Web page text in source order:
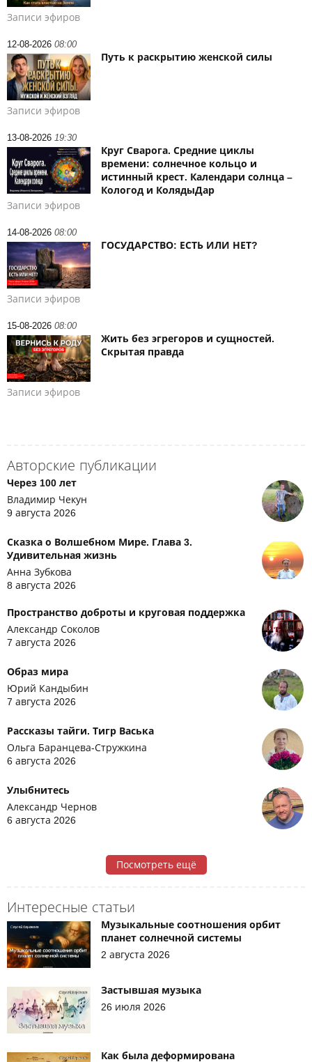
Записи эфиров
12-08-2026 08:00
Путь к раскрытию женской силы
Записи эфиров
13-08-2026 19:30
Круг Сварога. Средние циклы
времени: солнечное кольцо и
истинный крест. Календари солнца –
Кологод и КолядыДар
Записи эфиров
14-08-2026 08:00
ГОСУДАРСТВО: ЕСТЬ ИЛИ НЕТ?
Записи эфиров
15-08-2026 08:00
Жить без эгрегоров и сущностей.
Скрытая правда
Записи эфиров
Авторские публикации
Через 100 лет
Владимир Чекун
9 августа 2026
Сказка о Волшебном Мире. Глава 3.
Удивительная жизнь
Анна Зубкова
8 августа 2026
Пространство доброты и круговая поддержка
Александр Соколов
7 августа 2026
Образ мира
Юрий Кандыбин
7 августа 2026
Рассказы тайги. Тигр Васька
Ольга Баранцева-Стружкина
6 августа 2026
Улыбнитесь
Александр Чернов
6 августа 2026
Посмотреть ещё
Интересные статьи
Музыкальные соотношения орбит
планет солнечной системы
2 августа 2026
Застывшая музыка
26 июля 2026
Как была деформирована